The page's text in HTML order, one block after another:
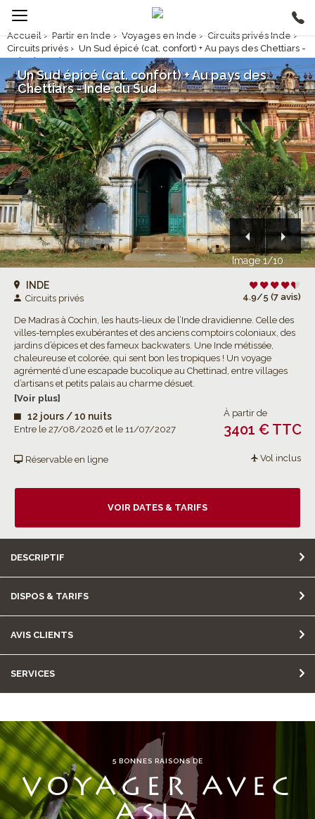
Accueil › Partir en Inde › Voyages en Inde › Circuits privés Inde ›
Circuits privés › Un Sud épicé (cat. confort) + Au pays des Chettiars -
Inde du Sud
Image 1/10
Un Sud épicé (cat. confort) + Au pays des
Chettiars - Inde du Sud
INDE
Circuits privés 4.9/5 (7 avis)
De Madras à Cochin, les hauts-lieux de l’Inde dravidienne. Celle des
villes-temples exubérantes et des anciens comptoirs coloniaux, des
jardins d’épices et des fameux backwaters. Une Inde métissée,
chaleureuse et colorée, qui sent bon les tropiques ! Un voyage
agrémenté d’une escapade bucolique au Chettinad, entre villages
d’artisans et petits palais au charme désuet.
[Voir plus]
12 jours / 10 nuits
Entre le 27/08/2026 et le 11/07/2027
À partir de
3401 € TTC
Réservable en ligne Vol inclus
VOIR DATES & TARIFS
DESCRIPTIF
DISPOS & TARIFS
AVIS CLIENTS
SERVICES
5 BONNES RAISONS DE
VOYAGER AVEC